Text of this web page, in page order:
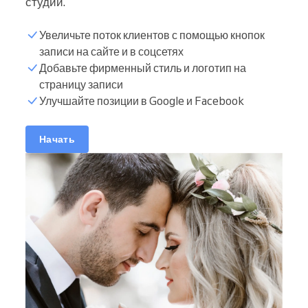
Увеличьте поток клиентов с помощью кнопок
записи на сайте и в соцсетях
Добавьте фирменный стиль и логотип на
страницу записи
Улучшайте позиции в Google и Facebook
Начать